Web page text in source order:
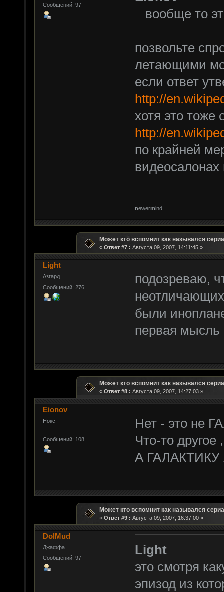
Сообщений: 97
вообще то
позвольте
летающими
если ответ
http://
хотя это
http://
по крайней
newermind
Может кто вспомнит как назывался
« Ответ #7 : Августа 09, 2007, 14:11:45 »
Light
Азгард
Сообщений: 276
подозреваю,
были
первая мысль
Может кто вспомнит как назывался
« Ответ #8 : Августа 09, 2007, 14:27:03 »
Eionov
Нокс
Сообщений: 108
Нет - это не
Что-то
А ГАЛАКТИКУ
Может кто вспомнит как назывался
« Ответ #9 : Августа 09, 2007, 16:37:00 »
DolMud
Джаффа
Сообщений: 97
Light
это смотря
эпизод из